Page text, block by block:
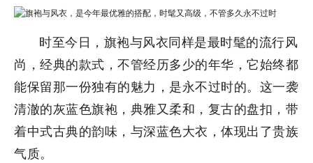
时至今日，旗袍与风衣同样是最时髦的流行风
尚，经典的款式，不管经历多少的年华，它始终都
能保留那一份独有的魅力，是永不过时的。这一袭
清澈的灰蓝色旗袍，典雅又柔和，复古的盘扣，带
着中式古典的韵味，与深蓝色大衣，体现出了贵族
气质。